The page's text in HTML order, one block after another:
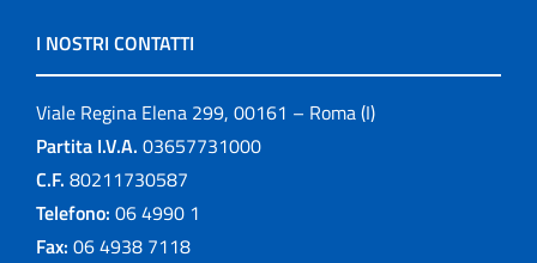
I NOSTRI CONTATTI
Viale Regina Elena 299, 00161 – Roma (I)
Partita I.V.A. 03657731000
C.F. 80211730587
Telefono: 06 4990 1
Fax: 06 4938 7118